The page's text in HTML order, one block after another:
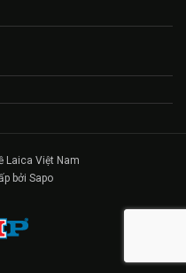
Laica Việt Nam
bởi Sapo